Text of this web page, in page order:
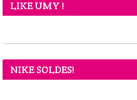
LIKE UMY !
NIKE SOLDES!